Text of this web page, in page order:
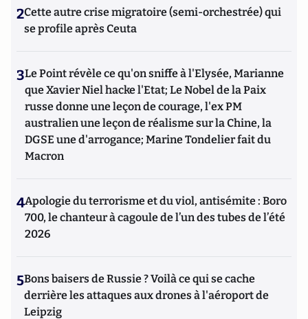
2Cette autre crise migratoire (semi-orchestrée) qui
se profile après Ceuta
3Le Point révèle ce qu'on sniffe à l'Elysée, Marianne
que Xavier Niel hacke l'Etat; Le Nobel de la Paix
russe donne une leçon de courage, l'ex PM
australien une leçon de réalisme sur la Chine, la
DGSE une d'arrogance; Marine Tondelier fait du
Macron
4Apologie du terrorisme et du viol, antisémite : Boro
700, le chanteur à cagoule de l’un des tubes de l’été
2026
5Bons baisers de Russie ? Voilà ce qui se cache
derrière les attaques aux drones à l'aéroport de
Leipzig